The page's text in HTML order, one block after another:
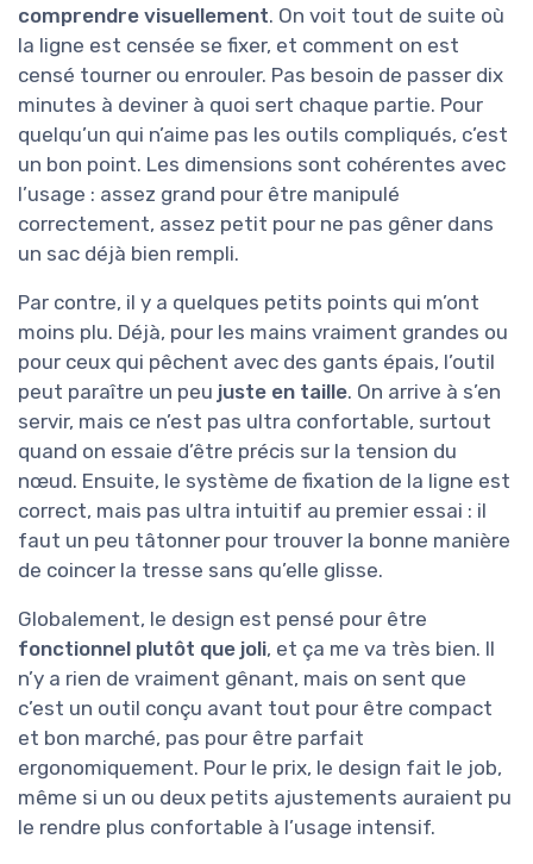
comprendre visuellement. On voit tout de suite où
la ligne est censée se fixer, et comment on est
censé tourner ou enrouler. Pas besoin de passer dix
minutes à deviner à quoi sert chaque partie. Pour
quelqu’un qui n’aime pas les outils compliqués, c’est
un bon point. Les dimensions sont cohérentes avec
l’usage : assez grand pour être manipulé
correctement, assez petit pour ne pas gêner dans
un sac déjà bien rempli.
Par contre, il y a quelques petits points qui m’ont
moins plu. Déjà, pour les mains vraiment grandes ou
pour ceux qui pêchent avec des gants épais, l’outil
peut paraître un peu juste en taille. On arrive à s’en
servir, mais ce n’est pas ultra confortable, surtout
quand on essaie d’être précis sur la tension du
nœud. Ensuite, le système de fixation de la ligne est
correct, mais pas ultra intuitif au premier essai : il
faut un peu tâtonner pour trouver la bonne manière
de coincer la tresse sans qu’elle glisse.
Globalement, le design est pensé pour être
fonctionnel plutôt que joli, et ça me va très bien. Il
n’y a rien de vraiment gênant, mais on sent que
c’est un outil conçu avant tout pour être compact
et bon marché, pas pour être parfait
ergonomiquement. Pour le prix, le design fait le job,
même si un ou deux petits ajustements auraient pu
le rendre plus confortable à l’usage intensif.